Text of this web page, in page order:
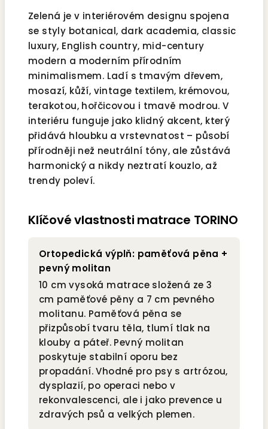
Zelená je v interiérovém designu spojena
se styly botanical, dark academia, classic
luxury, English country, mid-century
modern a moderním přírodním
minimalismem. Ladí s tmavým dřevem,
mosazí, kůží, vintage textilem, krémovou,
terakotou, hořčicovou i tmavě modrou. V
interiéru funguje jako klidný akcent, který
přidává hloubku a vrstevnatost – působí
přírodněji než neutrální tóny, ale zůstává
harmonický a nikdy neztratí kouzlo, až
trendy poleví.
Klíčové vlastnosti matrace TORINO
Ortopedická výplň: paměťová pěna +
pevný molitan
10 cm vysoká matrace složená ze 3
cm paměťové pěny a 7 cm pevného
molitanu. Paměťová pěna se
přizpůsobí tvaru těla, tlumí tlak na
klouby a páteř. Pevný molitan
poskytuje stabilní oporu bez
propadání. Vhodné pro psy s artrózou,
dysplazií, po operaci nebo v
rekonvalescenci, ale i jako prevence u
zdravých psů a velkých plemen.